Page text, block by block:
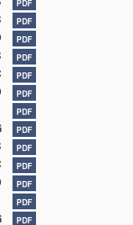
PDF
PDF
PDF
PDF
PDF
PDF
PDF
PDF
PDF
PDF
PDF
PDF
PDF